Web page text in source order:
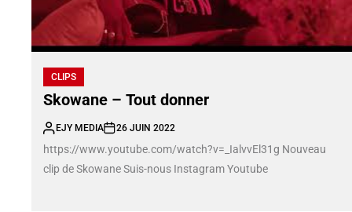
CLIPS
Skowane – Tout donner
EJY MEDIA 26 JUIN 2022
https://www.youtube.com/watch?v=_IalvvEl31g Nouveau
clip de Skowane Suis-nous Instagram Youtube